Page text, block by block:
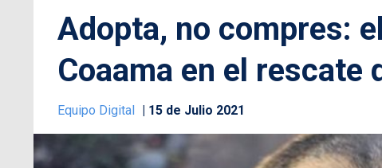
Adopta, no compres:
Coaama en el rescate
Equipo Digital 15 de Julio 2021